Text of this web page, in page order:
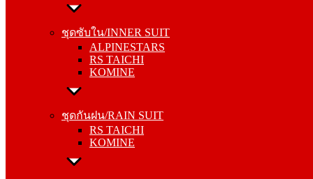
ชุดซับใน/INNER SUIT
ALPINESTARS
RS TAICHI
KOMINE
ชุดกันฝน/RAIN SUIT
RS TAICHI
KOMINE
ชุดซับใน/INNER SUIT
RS TAICHI
KOMINE
ชุดกันฝน/RAIN SUIT
KOMINE
แว่น/GOGGLE&SUNGLASS